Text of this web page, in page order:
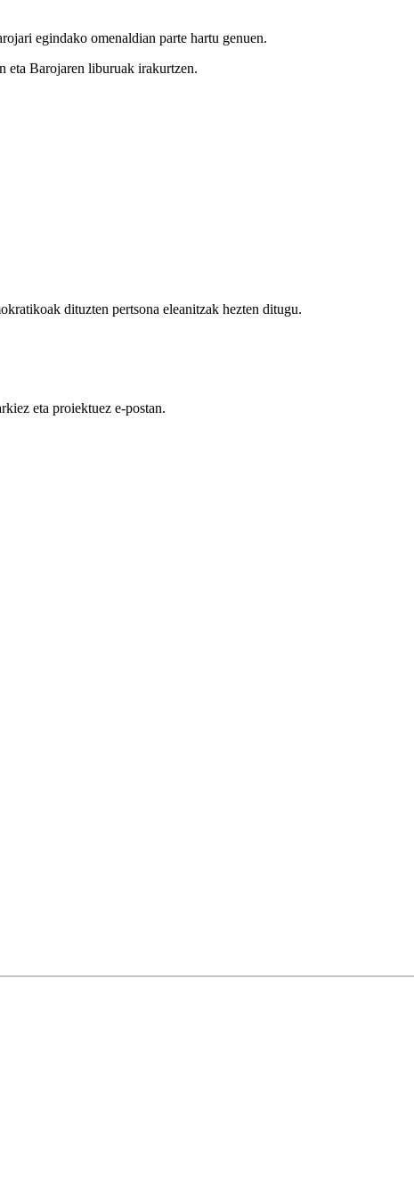
egindako omenaldian parte hartu genuen.
eta Barojaren liburuak irakurtzen.
dituzten pertsona eleanitzak hezten ditugu.
eta proiektuez e-postan.